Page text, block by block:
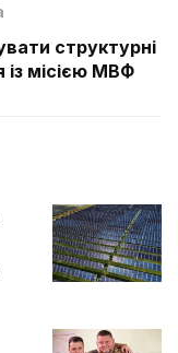
структурні
із місією МВФ